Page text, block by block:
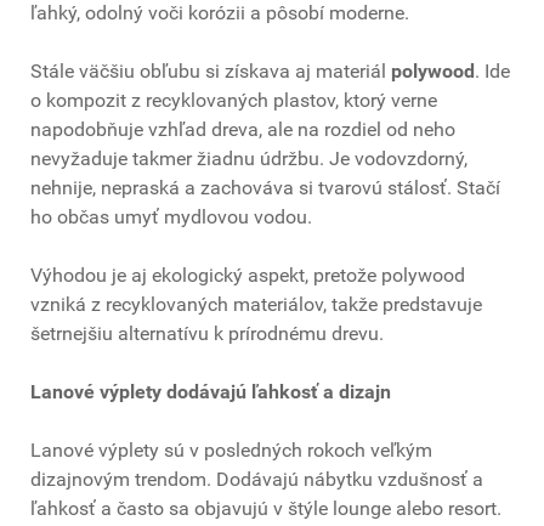
ľahký, odolný voči korózii a pôsobí moderne.
Stále väčšiu obľubu si získava aj materiál polywood. Ide
o kompozit z recyklovaných plastov, ktorý verne
napodobňuje vzhľad dreva, ale na rozdiel od neho
nevyžaduje takmer žiadnu údržbu. Je vodovzdorný,
nehnije, nepraská a zachováva si tvarovú stálosť. Stačí
ho občas umyť mydlovou vodou.
Výhodou je aj ekologický aspekt, pretože polywood
vzniká z recyklovaných materiálov, takže predstavuje
šetrnejšiu alternatívu k prírodnému drevu.
Lanové výplety dodávajú ľahkosť a dizajn
Lanové výplety sú v posledných rokoch veľkým
dizajnovým trendom. Dodávajú nábytku vzdušnosť a
ľahkosť a často sa objavujú v štýle lounge alebo resort.